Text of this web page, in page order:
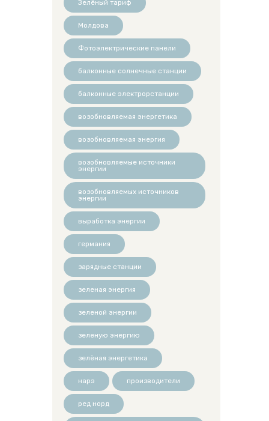
Зелёный тариф
Молдова
Фотоэлектрические панели
балконные солнечные станции
балконные электрорстанции
возобновляемая энергетика
возобновляемая энергия
возобновляемые источники
энергии
возобновляемых источников
энергии
выработка энергии
германия
зарядные станции
зеленая энергия
зеленой энергии
зеленую энергию
зелёная энергетика
нарэ производители
ред норд